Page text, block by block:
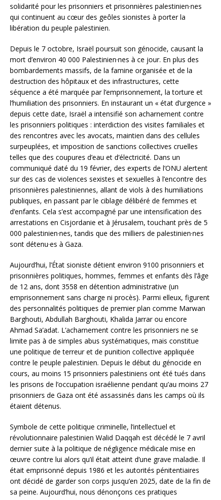
solidarité pour les prisonniers et prisonnières palestinien·nes
qui continuent au cœur des geôles sionistes à porter la
libération du peuple palestinien.
Depuis le 7 octobre, Israël poursuit son génocide, causant la
mort d’environ 40 000 Palestinien·nes à ce jour. En plus des
bombardements massifs, de la famine organisée et de la
destruction des hôpitaux et des infrastructures, cette
séquence a été marquée par l’emprisonnement, la torture et
l’humiliation des prisonniers. En instaurant un « état d’urgence »
depuis cette date, Israël a intensifié son acharnement contre
les prisonniers politiques : interdiction des visites familiales et
des rencontres avec les avocats, maintien dans des cellules
surpeuplées, et imposition de sanctions collectives cruelles
telles que des coupures d’eau et d’électricité. Dans un
communiqué daté du 19 février, des experts de l’ONU alertent
sur des cas de violences sexistes et sexuelles à l’encontre des
prisonnières palestiniennes, allant de viols à des humiliations
publiques, en passant par le ciblage délibéré de femmes et
d’enfants. Cela s’est accompagné par une intensification des
arrestations en Cisjordanie et à Jérusalem, touchant près de 5
000 palestinien·nes, tandis que des milliers de palestinien·nes
sont détenu·es à Gaza.
Aujourd’hui, l’État sioniste détient environ 9100 prisonniers et
prisonnières politiques, hommes, femmes et enfants dès l’âge
de 12 ans, dont 3558 en détention administrative (un
emprisonnement sans charge ni procès). Parmi elleux, figurent
des personnalités politiques de premier plan comme Marwan
Barghouti, Abdullah Barghouti, Khalida Jarrar ou encore
Ahmad Sa’adat. L’acharnement contre les prisonniers ne se
limite pas à de simples abus systématiques, mais constitue
une politique de terreur et de punition collective appliquée
contre le peuple palestinien. Depuis le début du génocide en
cours, au moins 15 prisonniers palestiniens ont été tués dans
les prisons de l’occupation israélienne pendant qu’au moins 27
prisonniers de Gaza ont été assassinés dans les camps où ils
étaient détenus.
Symbole de cette politique criminelle, l’intellectuel et
révolutionnaire palestinien Walid Daqqah est décédé le 7 avril
dernier suite à la politique de négligence médicale mise en
œuvre contre lui alors qu’il était atteint d’une grave maladie. Il
était emprisonné depuis 1986 et les autorités pénitentiaires
ont décidé de garder son corps jusqu’en 2025, date de la fin de
sa peine. Aujourd’hui, nous dénonçons ces pratiques